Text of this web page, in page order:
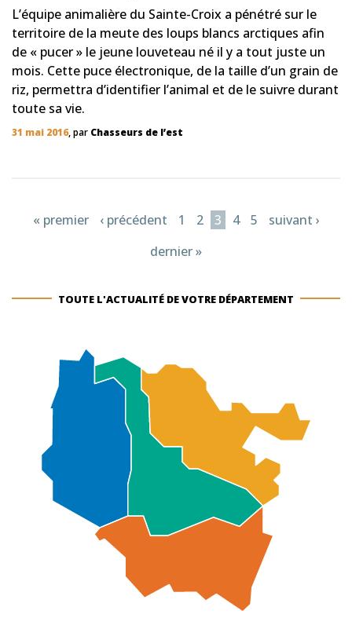
L’équipe animalière du Sainte-Croix a pénétré sur le
territoire de la meute des loups blancs arctiques afin
de « pucer » le jeune louveteau né il y a tout juste un
mois. Cette puce électronique, de la taille d’un grain de
riz, permettra d’identifier l’animal et de le suivre durant
toute sa vie.
31 mai 2016, par Chasseurs de l’est
« premier ‹ précédent 1 2 3 4 5
suivant ›
dernier »
TOUTE L'ACTUALITÉ DE VOTRE DÉPARTEMENT